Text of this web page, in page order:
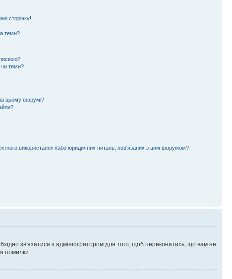
сторінку!
теми?
чи теми?
цьому форумі?
використання і/або юридичних питань, пов'язаних з цим форумом?
зв'язатися з адміністратором для того, щоб переконатись, що вам не
помилки.